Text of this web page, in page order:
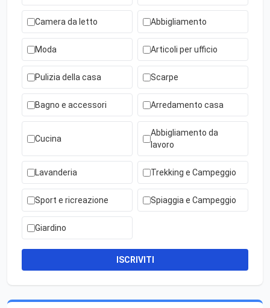
Camera da letto Abbigliamento
Moda Articoli per ufficio
Pulizia della casa Scarpe
Bagno e accessori Arredamento casa
Cucina
Abbigliamento da
lavoro
Lavanderia Trekking e Campeggio
Sport e ricreazione Spiaggia e Campeggio
Giardino
ISCRIVITI